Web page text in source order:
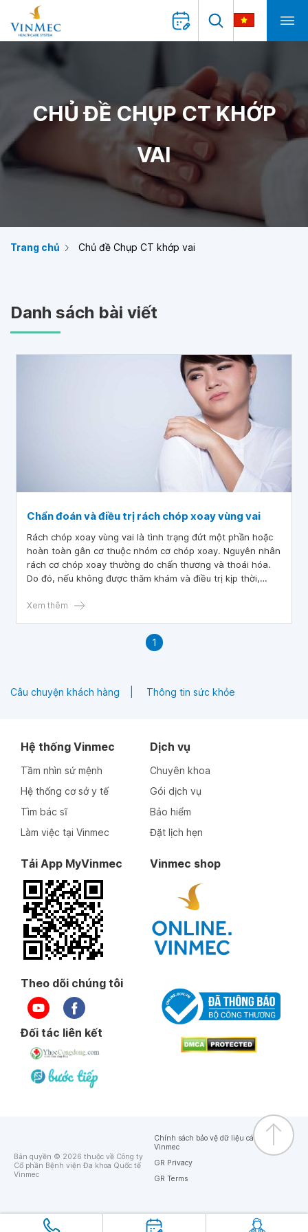
CHỦ ĐỀ CHỤP CT KHỚP
VAI
Trang chủ Chủ đề Chụp CT khớp vai
Danh sách bài viết
Chẩn đoán và điều trị rách chóp xoay vùng vai
Rách chóp xoay vùng vai là tình trạng đứt một phần hoặc
hoàn toàn gân cơ thuộc nhóm cơ chóp xoay. Nguyên nhân
rách cơ chóp xoay thường do chấn thương và thoái hóa.
Do đó, nếu không được thăm khám và điều trị kịp thời,
vững các khớp và viêm khớp thoái hóa.
Xem thêm
1
Câu chuyện khách hàng Thông tin sức khỏe
Hệ thống Vinmec
Tầm nhìn sứ mệnh
Hệ thống cơ sở y tế
Tìm bác sĩ
Làm việc tại Vinmec
Dịch vụ
Chuyên khoa
Gói dịch vụ
Bảo hiểm
Đặt lịch hẹn
Tải App MyVinmec Vinmec shop
Theo dõi chúng tôi
Đối tác liên kết
Bản quyền © 2026 thuộc về Công ty
Cổ phần Bệnh viện Đa khoa Quốc tế
Vinmec
Chính sách bảo vệ dữ liệu cá nhân của
Vinmec
GR Privacy
GR Terms